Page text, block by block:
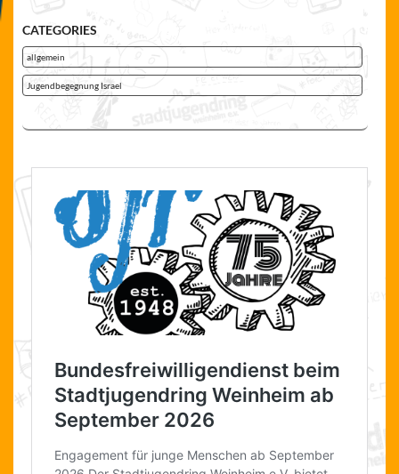
CATEGORIES
allgemein
Jugendbegegnung Israel